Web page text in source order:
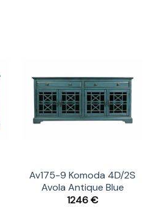
Av175-9 Komoda 4D/2S
Avola Antique Blue
1246€